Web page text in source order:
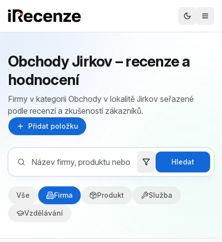
Obchody Jirkov – recenze a
hodnocení
Firmy v kategorii Obchody v lokalitě Jirkov seřazené
podle recenzí a zkušeností zákazníků.
Přidat položku
Hledat
Vše Firma Produkt Služba
Vzdělávání